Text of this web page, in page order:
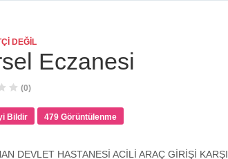
DEĞIL
Eczanesi
(0)
Bildir 479 Görüntülenme
DEVLET HASTANESİ ACİLİ ARAÇ GİRİŞİ